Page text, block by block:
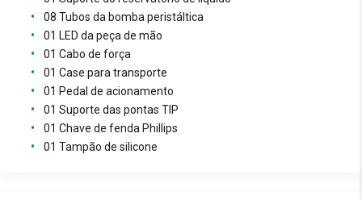
08 Tubos da bomba peristáltica
01 LED da peça de mão
01 Cabo de força
01 Case para transporte
01 Pedal de acionamento
01 Suporte das pontas TIP
01 Chave de fenda Phillips
01 Tampão de silicone